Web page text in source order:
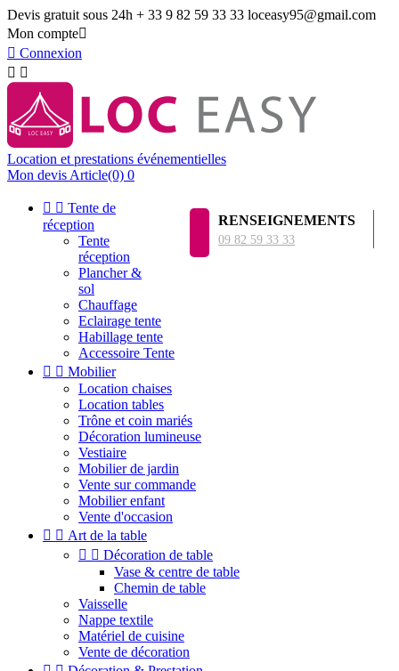
Devis gratuit sous 24h + 33 9 82 59 33 33 loceasy95@gmail.com
Mon compte
 Connexion
 
Location et prestations événementielles
Mon devis Article(0) 0
RENSEIGNEMENTS
09 82 59 33 33
  Tente de
réception
Tente
réception
Plancher &
sol
Chauffage
Eclairage tente
Habillage tente
Accessoire Tente
  Mobilier
Location chaises
Location tables
Trône et coin mariés
Décoration lumineuse
Vestiaire
Mobilier de jardin
Vente sur commande
Mobilier enfant
Vente d'occasion
  Art de la table
  Décoration de table
Vase & centre de table
Chemin de table
Vaisselle
Nappe textile
Matériel de cuisine
Vente de décoration